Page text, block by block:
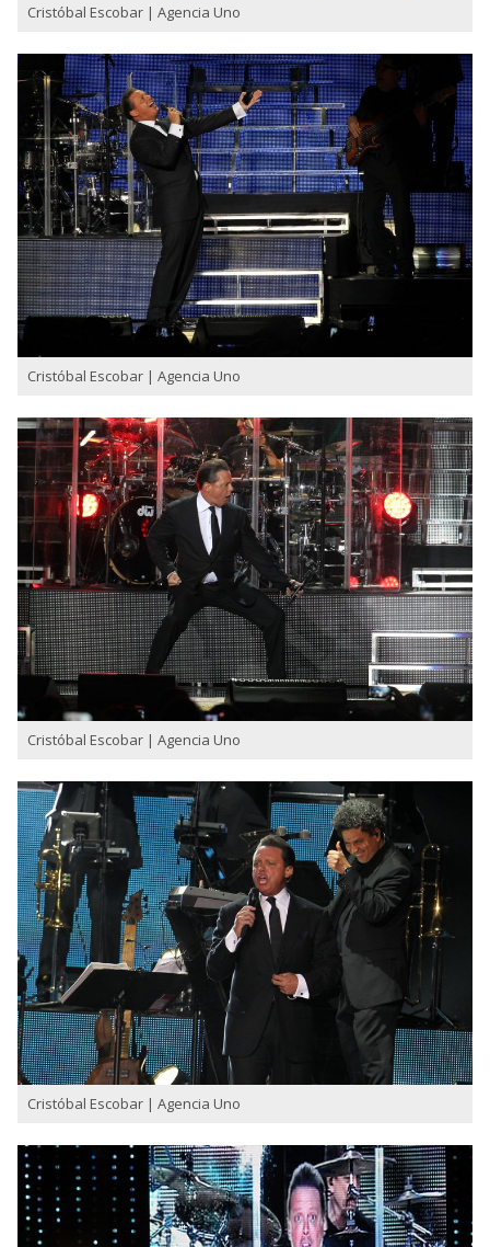
Cristóbal Escobar | Agencia Uno
Cristóbal Escobar | Agencia Uno
Cristóbal Escobar | Agencia Uno
Cristóbal Escobar | Agencia Uno